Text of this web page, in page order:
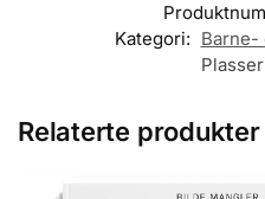
Kategori: Barne-
Relaterte produkter